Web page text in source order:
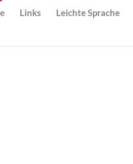
Links Leich­te Sprache